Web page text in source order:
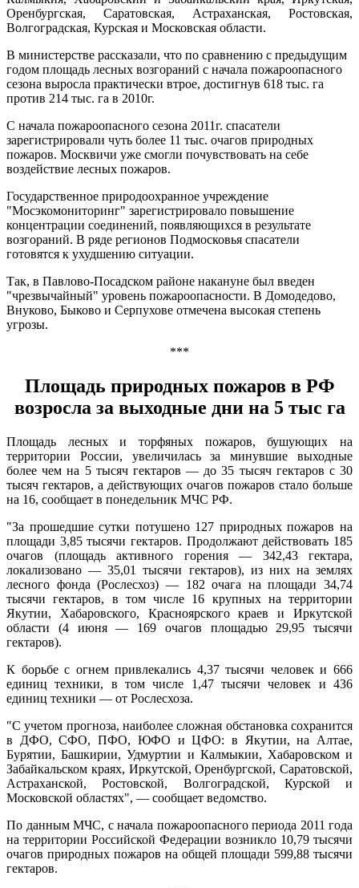
Оренбургская, Саратовская, Астраханская, Ростовская,
Волгоградская, Курская и Московская области.
В министерстве рассказали, что по сравнению с предыдущим
годом площадь лесных возгораний с начала пожароопасного
сезона выросла практически втрое, достигнув 618 тыс. га
против 214 тыс. га в 2010г.
С начала пожароопасного сезона 2011г. спасатели
зарегистрировали чуть более 11 тыс. очагов природных
пожаров. Москвичи уже смогли почувствовать на себе
воздействие лесных пожаров.
Государственное природоохранное учреждение
"Мосэкомониторинг" зарегистрировало повышение
концентрации соединений, появляющихся в результате
возгораний. В ряде регионов Подмосковья спасатели
готовятся к ухудшению ситуации.
Так, в Павлово-Посадском районе накануне был введен
"чрезвычайный" уровень пожароопасности. В Домодедово,
Внуково, Быково и Серпухове отмечена высокая степень
угрозы.
***
Площадь природных пожаров в РФ
возросла за выходные дни на 5 тыс га
Площадь лесных и торфяных пожаров, бушующих на
территории России, увеличилась за минувшие выходные
более чем на 5 тысяч гектаров — до 35 тысяч гектаров с 30
тысяч гектаров, а действующих очагов пожаров стало больше
на 16, сообщает в понедельник МЧС РФ.
"За прошедшие сутки потушено 127 природных пожаров на
площади 3,85 тысячи гектаров. Продолжают действовать 185
очагов (площадь активного горения — 342,43 гектара,
локализовано — 35,01 тысячи гектаров), из них на землях
лесного фонда (Рослесхоз) — 182 очага на площади 34,74
тысячи гектаров, в том числе 16 крупных на территории
Якутии, Хабаровского, Красноярского краев и Иркутской
области (4 июня — 169 очагов площадью 29,95 тысячи
гектаров).
К борьбе с огнем привлекались 4,37 тысячи человек и 666
единиц техники, в том числе 1,47 тысячи человек и 436
единиц техники — от Рослесхоза.
"С учетом прогноза, наиболее сложная обстановка сохранится
в ДФО, СФО, ПФО, ЮФО и ЦФО: в Якутии, на Алтае,
Бурятии, Башкирии, Удмуртии и Калмыкии, Хабаровском и
Забайкальском краях, Иркутской, Оренбургской, Саратовской,
Астраханской, Ростовской, Волгоградской, Курской и
Московской областях", — сообщает ведомство.
По данным МЧС, с начала пожароопасного периода 2011 года
на территории Российской Федерации возникло 10,79 тысячи
очагов природных пожаров на общей площади 599,88 тысячи
гектаров.